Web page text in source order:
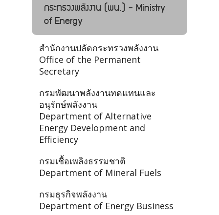
กระทรวงพลังงาน (พน.) - Ministry
of Energy
สำนักงานปลัดกระทรวงพลังงาน
Office of the Permanent
Secretary
กรมพัฒนาพลังงานทดแทนและ
อนุรักษ์พลังงาน
Department of Alternative
Energy Development and
Efficiency
กรมเชื้อเพลิงธรรมชาติ
Department of Mineral Fuels
กรมธุรกิจพลังงาน
Department of Energy Business